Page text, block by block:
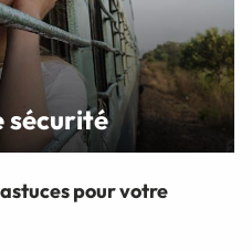
sécurité
pour votre